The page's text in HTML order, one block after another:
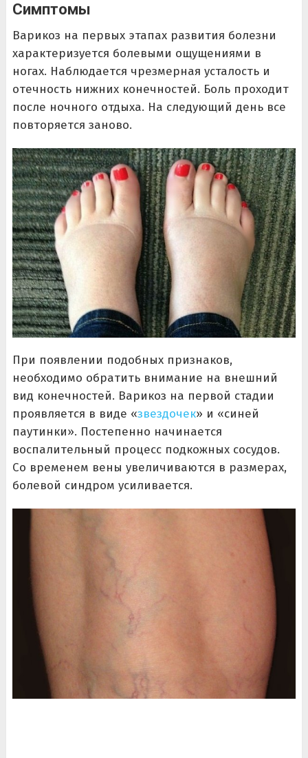
Симптомы
Варикоз на первых этапах развития болезни
характеризуется болевыми ощущениями в
ногах. Наблюдается чрезмерная усталость и
отечность нижних конечностей. Боль проходит
после ночного отдыха. На следующий день все
повторяется заново.
При появлении подобных признаков,
необходимо обратить внимание на внешний
вид конечностей. Варикоз на первой стадии
проявляется в виде «звездочек» и «синей
паутинки». Постепенно начинается
воспалительный процесс подкожных сосудов.
Со временем вены увеличиваются в размерах,
болевой синдром усиливается.